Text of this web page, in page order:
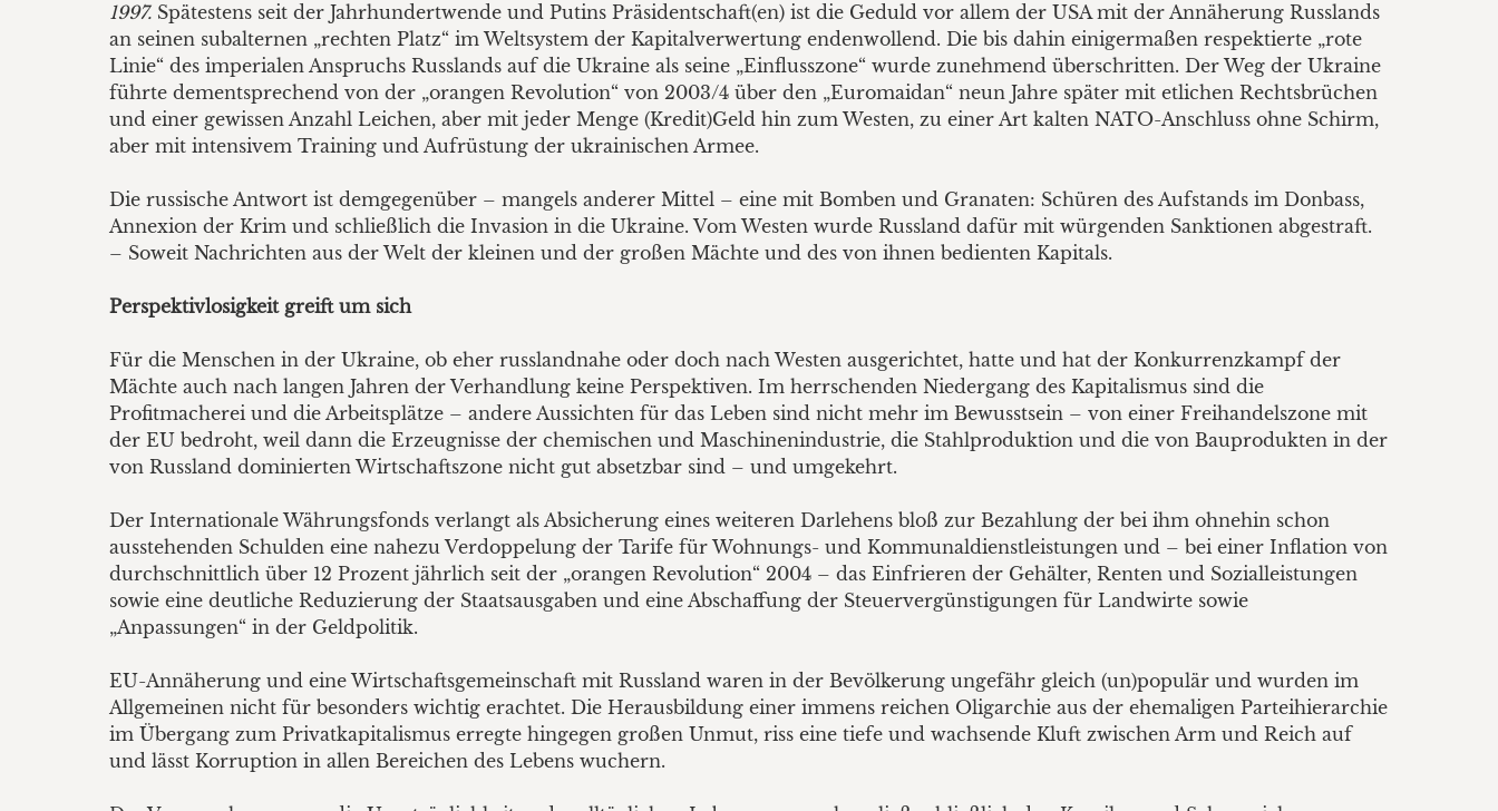
1997. Spätestens seit der Jahrhundertwende und Putins Präsidentschaft(en) ist die Geduld vor allem der USA mit der Annäherung Russlands
an seinen subalternen „rechten Platz“ im Weltsystem der Kapitalverwertung endenwollend. Die bis dahin einigermaßen respektierte „rote
Linie“ des imperialen Anspruchs Russlands auf die Ukraine als seine „Einflusszone“ wurde zunehmend überschritten. Der Weg der Ukraine
führte dementsprechend von der „orangen Revolution“ von 2003/4 über den „Euromaidan“ neun Jahre später mit etlichen Rechtsbrüchen
und einer gewissen Anzahl Leichen, aber mit jeder Menge (Kredit)Geld hin zum Westen, zu einer Art kalten NATO-Anschluss ohne Schirm,
aber mit intensivem Training und Aufrüstung der ukrainischen Armee.
Die russische Antwort ist demgegenüber – mangels anderer Mittel – eine mit Bomben und Granaten: Schüren des Aufstands im Donbass,
Annexion der Krim und schließlich die Invasion in die Ukraine. Vom Westen wurde Russland dafür mit würgenden Sanktionen abgestraft.
– Soweit Nachrichten aus der Welt der kleinen und der großen Mächte und des von ihnen bedienten Kapitals.
Perspektivlosigkeit greift um sich
Für die Menschen in der Ukraine, ob eher russlandnahe oder doch nach Westen ausgerichtet, hatte und hat der Konkurrenzkampf der
Mächte auch nach langen Jahren der Verhandlung keine Perspektiven. Im herrschenden Niedergang des Kapitalismus sind die
Profitmacherei und die Arbeitsplätze – andere Aussichten für das Leben sind nicht mehr im Bewusstsein – von einer Freihandelszone mit
der EU bedroht, weil dann die Erzeugnisse der chemischen und Maschinenindustrie, die Stahlproduktion und die von Bauprodukten in der
von Russland dominierten Wirtschaftszone nicht gut absetzbar sind – und umgekehrt.
Der Internationale Währungsfonds verlangt als Absicherung eines weiteren Darlehens bloß zur Bezahlung der bei ihm ohnehin schon
ausstehenden Schulden eine nahezu Verdoppelung der Tarife für Wohnungs- und Kommunaldienstleistungen und – bei einer Inflation von
durchschnittlich über 12 Prozent jährlich seit der „orangen Revolution“ 2004 – das Einfrieren der Gehälter, Renten und Sozialleistungen
sowie eine deutliche Reduzierung der Staatsausgaben und eine Abschaffung der Steuervergünstigungen für Landwirte sowie
„Anpassungen“ in der Geldpolitik.
EU-Annäherung und eine Wirtschaftsgemeinschaft mit Russland waren in der Bevölkerung ungefähr gleich (un)populär und wurden im
Allgemeinen nicht für besonders wichtig erachtet. Die Herausbildung einer immens reichen Oligarchie aus der ehemaligen Parteihierarchie
im Übergang zum Privatkapitalismus erregte hingegen großen Unmut, riss eine tiefe und wachsende Kluft zwischen Arm und Reich auf
und lässt Korruption in allen Bereichen des Lebens wuchern.